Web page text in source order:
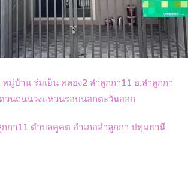
มู่บ้าน ร่มเย็น คลอง2 ลำลูกกา11 อ.ลำลูกกา
วนถนนวงแหวนรอบนอกตะวันออก
กา11 ตำบลคูคต อำเภอลำลูกกา ปทุมธานี